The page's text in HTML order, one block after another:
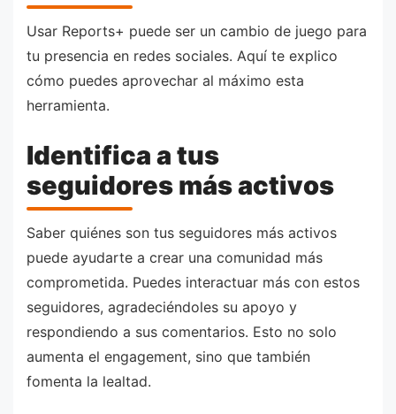
Usar Reports+ puede ser un cambio de juego para
tu presencia en redes sociales. Aquí te explico
cómo puedes aprovechar al máximo esta
herramienta.
Identifica a tus
seguidores más activos
Saber quiénes son tus seguidores más activos
puede ayudarte a crear una comunidad más
comprometida. Puedes interactuar más con estos
seguidores, agradeciéndoles su apoyo y
respondiendo a sus comentarios. Esto no solo
aumenta el engagement, sino que también
fomenta la lealtad.